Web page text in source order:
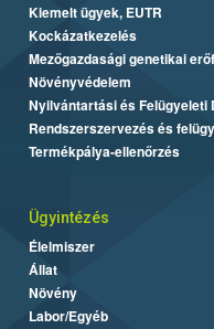
Kiemelt ügyek, EUTR
Kockázatkezelés
Mezőgazdasági genetikai
Növényvédelem
Nyilvántartási és Felügyeleti
Rendszerszervezés és
Termékpálya-ellenőrzés
Ügyintézés
Élelmiszer
Állat
Növény
Labor/Egyéb